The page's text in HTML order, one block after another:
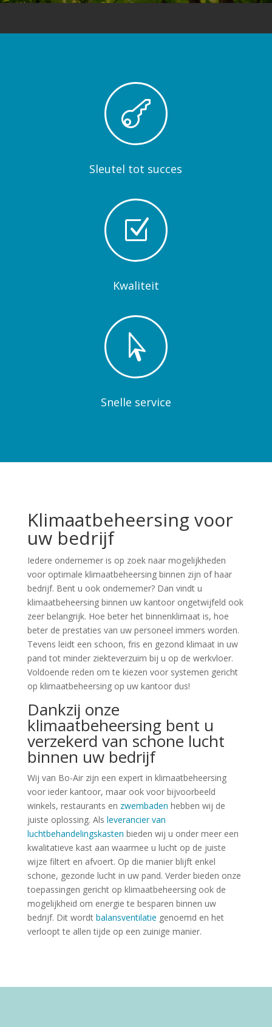

Sleutel tot succes
Z
Kwaliteit

Snelle service
Klimaatbeheersing voor
uw bedrijf
Iedere ondernemer is op zoek naar mogelijkheden
voor optimale klimaatbeheersing binnen zijn of haar
bedrijf. Bent u ook ondernemer? Dan vindt u
klimaatbeheersing binnen uw kantoor ongetwijfeld ook
zeer belangrijk. Hoe beter het binnenklimaat is, hoe
beter de prestaties van uw personeel immers worden.
Tevens leidt een schoon, fris en gezond klimaat in uw
pand tot minder ziekteverzuim bij u op de werkvloer.
Voldoende reden om te kiezen voor systemen gericht
op klimaatbeheersing op uw kantoor dus!
Dankzij onze
klimaatbeheersing bent u
verzekerd van schone lucht
binnen uw bedrijf
Wij van Bo-Air zijn een expert in klimaatbeheersing
voor ieder kantoor, maar ook voor bijvoorbeeld
winkels, restaurants en zwembaden hebben wij de
juiste oplossing. Als leverancier van
luchtbehandelingskasten bieden wij u onder meer een
kwalitatieve kast aan waarmee u lucht op de juiste
wijze filtert en afvoert. Op die manier blijft enkel
schone, gezonde lucht in uw pand. Verder bieden onze
toepassingen gericht op klimaatbeheersing ook de
mogelijkheid om energie te besparen binnen uw
bedrijf. Dit wordt balansventilatie genoemd en het
verloopt te allen tijde op een zuinige manier.